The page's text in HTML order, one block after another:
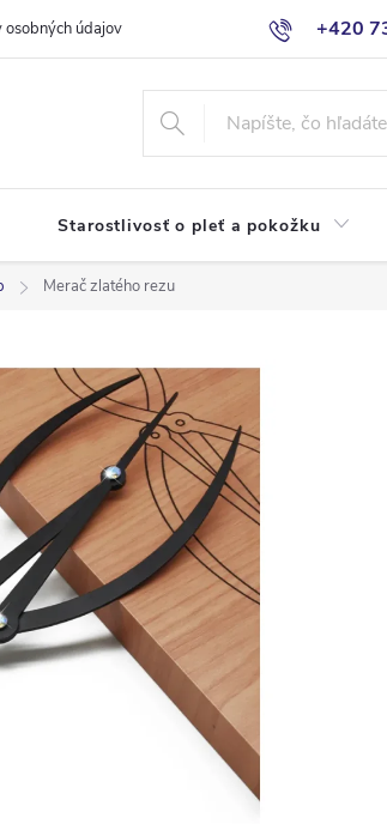
+420
osobných údajov
Starostlivosť o pleť a pokožku
Merač zlatého rezu